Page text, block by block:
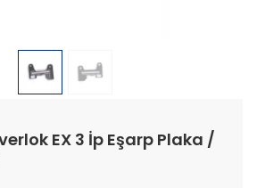
EX 3 İp Eşarp Plaka /